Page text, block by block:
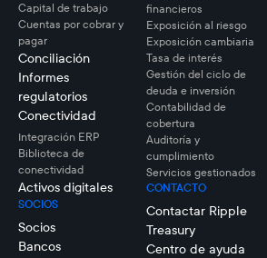
Capital de trabajo
Cuentas por cobrar y
pagar
Conciliación
Informes
regulatorios
Conectividad
Integración ERP
Biblioteca de
conectividad
Activos digitales
SOCIOS
Socios
Bancos
financieros
Exposición al riesgo
Exposición cambiaria
Tasa de interés
Gestión del ciclo de
deuda e inversión
Contabilidad de
cobertura
Auditoría y
cumplimiento
Servicios gestionados
CONTACTO
Contactar Ripple
Treasury
Centro de ayuda